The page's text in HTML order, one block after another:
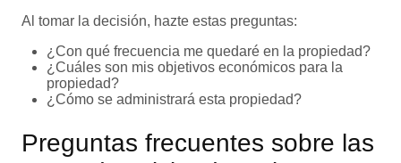
Al tomar la decisión, hazte estas preguntas:
¿Con qué frecuencia me quedaré en la propiedad?
¿Cuáles son mis objetivos económicos para la
propiedad?
¿Cómo se administrará esta propiedad?
Preguntas frecuentes sobre las